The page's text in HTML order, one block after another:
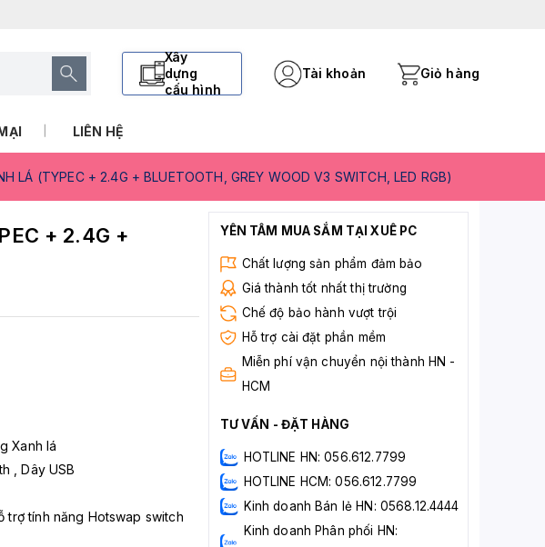
Xây
dựng
cấu hình
Tài khoản Giỏ hàng
LIÊN HỆ
LÁ (TYPEC + 2.4G + BLUETOOTH, GREY WOOD V3 SWITCH, LED RGB)
+ 2.4G +
Xanh lá
, Dây USB
trợ tính năng Hotswap switch
YÊN TÂM MUA SẮM TẠI XUÊ PC
Chất lượng sản phẩm đảm bảo
Giá thành tốt nhất thị trường
Chế độ bảo hành vượt trội
Hỗ trợ cài đặt phần mềm
Miễn phí vận chuyển nội thành HN -
HCM
TƯ VẤN - ĐẶT HÀNG
HOTLINE HN: 056.612.7799
HOTLINE HCM: 056.612.7799
Kinh doanh Bán lẻ HN: 0568.12.4444
Kinh doanh Phân phối HN: